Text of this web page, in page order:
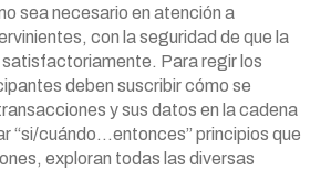
sea necesario en atención a
con la seguridad de que la
Para regir los
deben suscribir cómo se
y sus datos en la cadena
“si/cuándo…entonces” principios que
exploran todas las diversas